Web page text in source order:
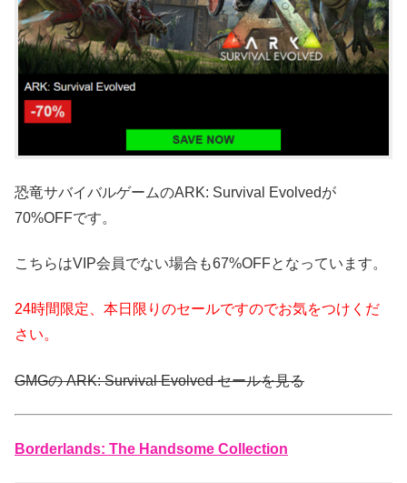
恐竜サバイバルゲームのARK: Survival Evolvedが
70%OFFです。
こちらはVIP会員でない場合も67%OFFとなっています。
24時間限定、本日限りのセールですのでお気をつけくだ
さい。
GMGの ARK: Survival Evolved セールを見る
Borderlands: The Handsome Collection